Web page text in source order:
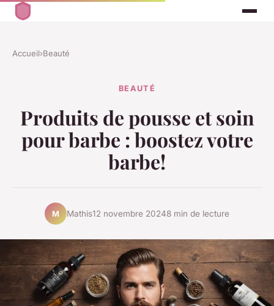
Accueil›Beauté
BEAUTÉ
Produits de pousse et soin
pour barbe : boostez votre
barbe!
M Mathis12 novembre 20248 min de lecture